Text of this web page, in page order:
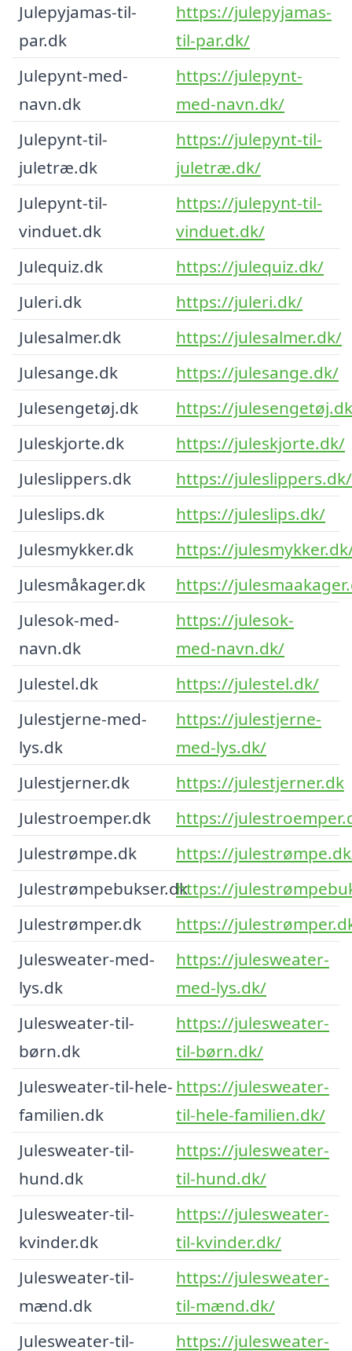
Julepyjamas-til-
par.dk
https://julepyjamas-
til-par.dk/
Julepynt-med-
navn.dk
https://julepynt-
med-navn.dk/
Julepynt-til-
juletræ.dk
https://julepynt-til-
juletræ.dk/
Julepynt-til-
vinduet.dk
https://julepynt-til-
vinduet.dk/
Julequiz.dk
https://julequiz.dk/
Juleri.dk
https://juleri.dk/
Julesalmer.dk
https://julesalmer.dk/
Julesange.dk
https://julesange.dk/
Julesengetøj.dk
https://
Juleskjorte.dk
https://juleskjorte.dk/
Juleslippers.dk
https://juleslippers.dk/
Juleslips.dk
https://juleslips.dk/
Julesmykker.dk
https://
Julesmåkager.dk
https://
Julesok-med-
navn.dk
https://julesok-
med-navn.dk/
Julestel.dk
https://julestel.dk/
Julestjerne-med-
lys.dk
https://julestjerne-
med-lys.dk/
Julestjerner.dk
https://julestjerner.dk
Julestroemper.dk
https://
Julestrømpe.dk
https://
Julestrømpebukser.dkhttps://
Julestrømper.dk
https://
Julesweater-med-
lys.dk
https://julesweater-
med-lys.dk/
Julesweater-til-
børn.dk
https://julesweater-
til-børn.dk/
Julesweater-til-hele-
familien.dk
https://julesweater-
til-hele-familien.dk/
Julesweater-til-
hund.dk
https://julesweater-
til-hund.dk/
Julesweater-til-
kvinder.dk
https://julesweater-
til-kvinder.dk/
Julesweater-til-
mænd.dk
https://julesweater-
til-mænd.dk/
Julesweater-til-
https://julesweater-